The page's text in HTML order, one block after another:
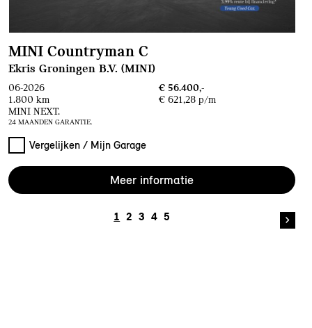
MINI Countryman C
Ekris Groningen B.V. (MINI)
06-2026
€ 56.400,-
1.800 km
€ 621,28 p/m
MINI NEXT.
24 MAANDEN GARANTIE.
Vergelijken / Mijn Garage
Meer informatie
1 2 3 4 5